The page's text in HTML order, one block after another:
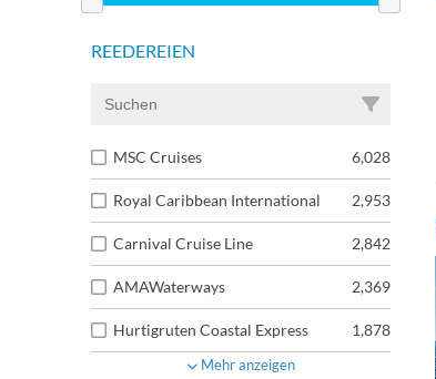
REEDEREIEN
MSC Cruises 6,028
Royal Caribbean International 2,953
Carnival Cruise Line 2,842
AMAWaterways 2,369
Hurtigruten Coastal Express 1,878
Mehr anzeigen